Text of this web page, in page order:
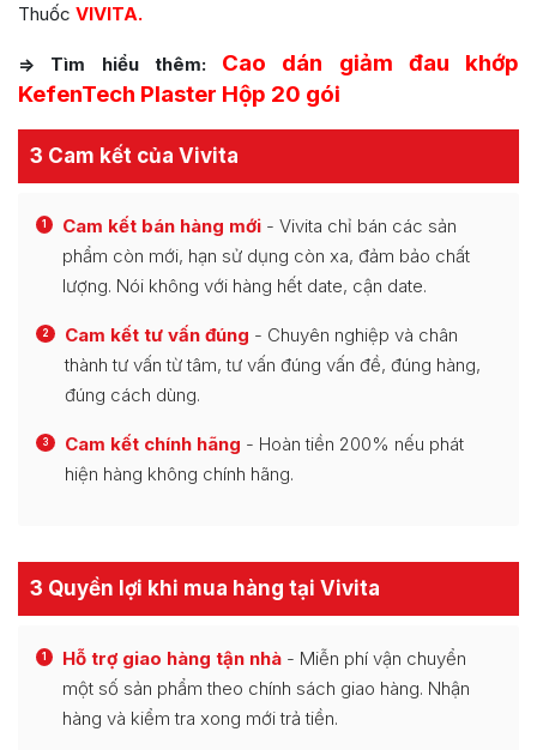
Thuốc VIVITA.
=> Tìm hiểu thêm: Cao dán giảm đau khớp
KefenTech Plaster Hộp 20 gói
3 Cam kết của Vivita
1 Cam kết bán hàng mới - Vivita chỉ bán các sản
phẩm còn mới, hạn sử dụng còn xa, đảm bảo chất
lượng. Nói không với hàng hết date, cận date.
2 Cam kết tư vấn đúng - Chuyên nghiệp và chân
thành tư vấn từ tâm, tư vấn đúng vấn đề, đúng hàng,
đúng cách dùng.
3 Cam kết chính hãng - Hoàn tiền 200% nếu phát
hiện hàng không chính hãng.
3 Quyền lợi khi mua hàng tại Vivita
1 Hỗ trợ giao hàng tận nhà - Miễn phí vận chuyển
một số sản phẩm theo chính sách giao hàng. Nhận
hàng và kiểm tra xong mới trả tiền.